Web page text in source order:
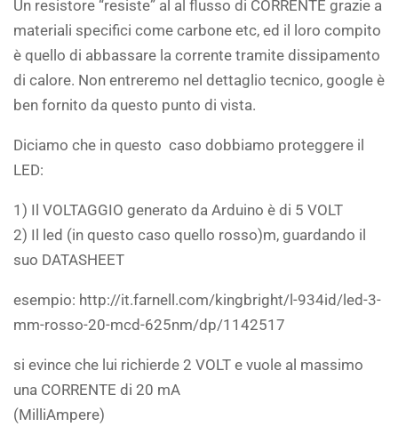
Un resistore “resiste” al al flusso di CORRENTE grazie a
materiali specifici come carbone etc, ed il loro compito
è quello di abbassare la corrente tramite dissipamento
di calore. Non entreremo nel dettaglio tecnico, google è
ben fornito da questo punto di vista.
Diciamo che in questo caso dobbiamo proteggere il
LED:
1) Il VOLTAGGIO generato da Arduino è di 5 VOLT
2) Il led (in questo caso quello rosso)m, guardando il
suo DATASHEET
esempio: http://it.farnell.com/kingbright/l-934id/led-3-
mm-rosso-20-mcd-625nm/dp/1142517
si evince che lui richierde 2 VOLT e vuole al massimo
una CORRENTE di 20 mA
(MilliAmpere)